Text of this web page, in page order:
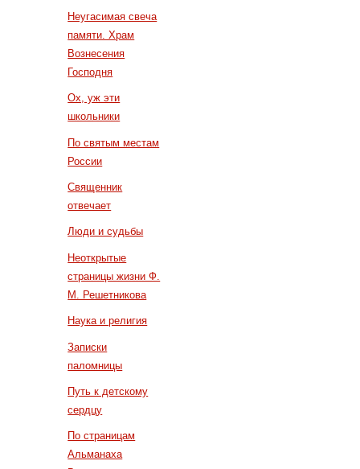
Неугасимая свеча
памяти. Храм
Вознесения
Господня
Ох, уж эти
школьники
По святым местам
России
Священник
отвечает
Люди и судьбы
Неоткрытые
страницы жизни Ф.
М. Решетникова
Наука и религия
Записки
паломницы
Путь к детскому
сердцу
По страницам
Альманаха